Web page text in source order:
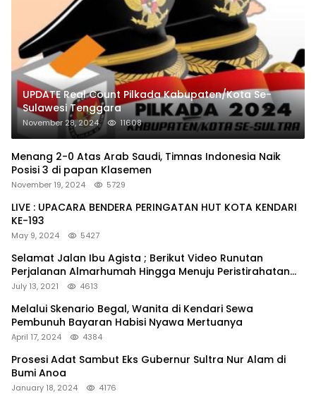
UPDATE Real Count Pilkada Kabupaten/Kota Se-
Sulawesi Tenggara
November 28, 2024 11608
Menang 2-0 Atas Arab Saudi, Timnas Indonesia Naik
Posisi 3 di papan Klasemen
November 19, 2024 5729
LIVE : UPACARA BENDERA PERINGATAN HUT KOTA KENDARI
KE-193
May 9, 2024 5427
Selamat Jalan Ibu Agista ; Berikut Video Runutan
Perjalanan Almarhumah Hingga Menuju Peristirahatan
Terakhir
July 13, 2021 4613
Melalui Skenario Begal, Wanita di Kendari Sewa
Pembunuh Bayaran Habisi Nyawa Mertuanya
April 17, 2024 4384
Prosesi Adat Sambut Eks Gubernur Sultra Nur Alam di
Bumi Anoa
January 18, 2024 4176